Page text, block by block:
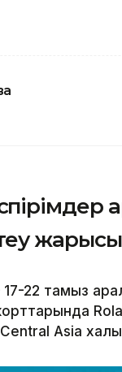
22 тамыз
корттарында
Asia